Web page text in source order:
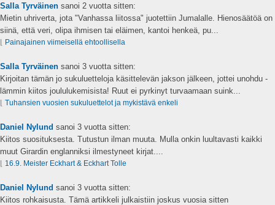
Salla Tyrväinen sanoi 2 vuotta sitten:
Mietin uhriverta, jota "Vanhassa liitossa" juotettiin Jumalalle. Hienosäätöä on
siinä, että veri, olipa ihmisen tai eläimen, kantoi henkeä, pu...
Painajainen viimeisellä ehtoollisella
Salla Tyrväinen sanoi 3 vuotta sitten:
Kirjoitan tämän jo sukuluetteloja käsittelevän jakson jälkeen, jottei unohdu -
lämmin kiitos joululukemisista! Ruut ei pyrkinyt turvaamaan suink...
Tuhansien vuosien sukuluettelot ja mykistävä enkeli
Daniel Nylund sanoi 3 vuotta sitten:
Kiitos suosituksesta. Tutustun ilman muuta. Mulla onkin luultavasti kaikki
muut Girardin englanniksi ilmestyneet kirjat....
16.9. Meister Eckhart & Eckhart Tolle
Daniel Nylund sanoi 3 vuotta sitten:
Kiitos rohkaisusta. Tämä artikkeli julkaistiin joskus vuosia sitten